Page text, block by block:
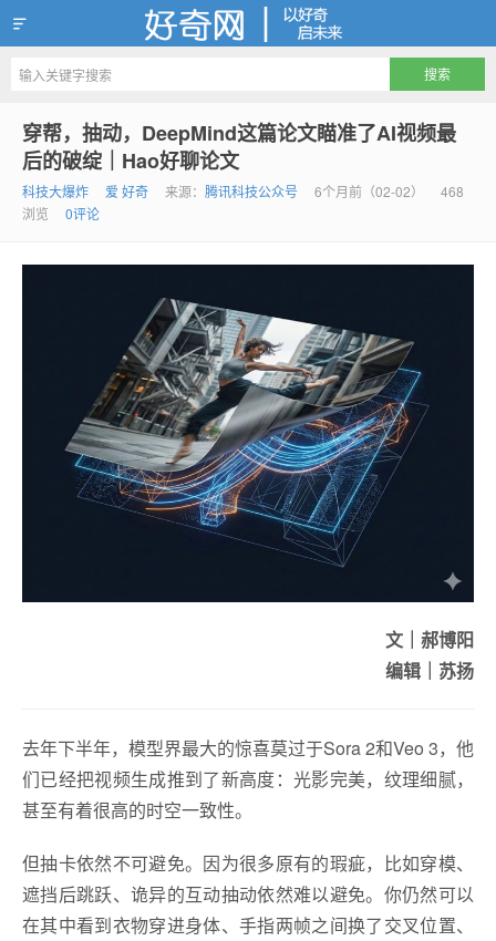
好奇网
穿帮，抽动，DeepMind这篇论文瞄准了AI视频最
后的破绽｜Hao好聊论文
科技大爆炸 爱 好奇 来源： 腾讯科技公众号 6个月前（02-02）
468
浏览
0评论
文｜郝博阳
编辑｜苏扬
去年下半年，模型界最大的惊喜莫过于Sora 2和Veo 3，他
们已经把视频生成推到了新高度：光影完美，纹理细腻，
甚至有着很高的时空一致性。
但抽卡依然不可避免。因为很多原有的瑕疵，比如穿模、
遮挡后跳跃、诡异的互动抽动依然难以避免。你仍然可以
在其中看到衣物穿进身体、手指两帧之间换了交叉位置、